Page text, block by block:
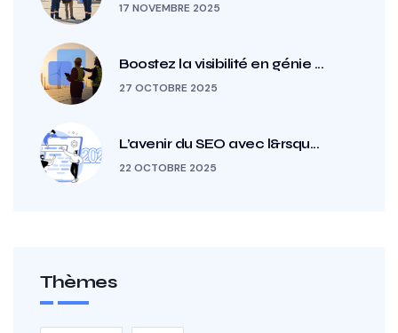
17 NOVEMBRE 2025
Boostez la visibilité en génie ...
27 OCTOBRE 2025
L’avenir du SEO avec l&rsqu...
22 OCTOBRE 2025
Thèmes